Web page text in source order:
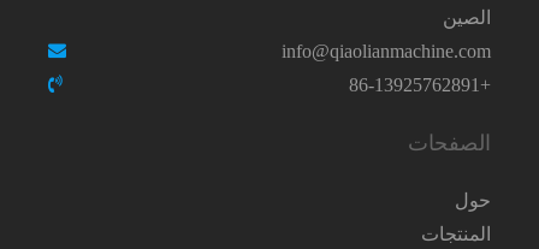
الصين
info@qiaolianmachine.com
+86-13925762891
الصفحات
حول
المنتجات